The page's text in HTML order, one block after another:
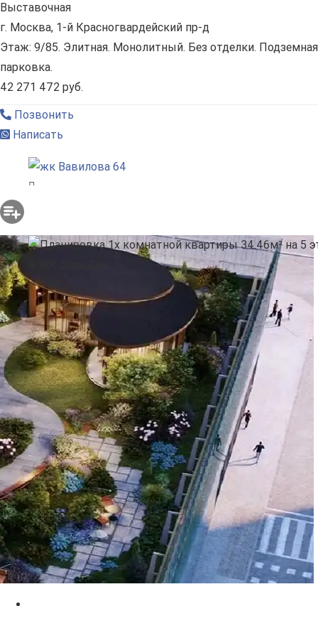
Выставочная
г. Москва, 1-й Красногвардейский пр-д
Этаж: 9/85. Элитная. Монолитный. Без отделки. Подземная
парковка.
42 271 472 руб.
Позвонить
Написать